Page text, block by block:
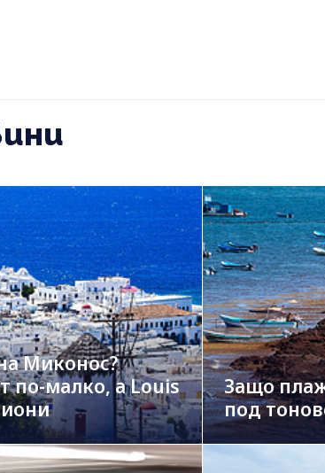
Миконос?
по-малко, а Louis
Защо
под